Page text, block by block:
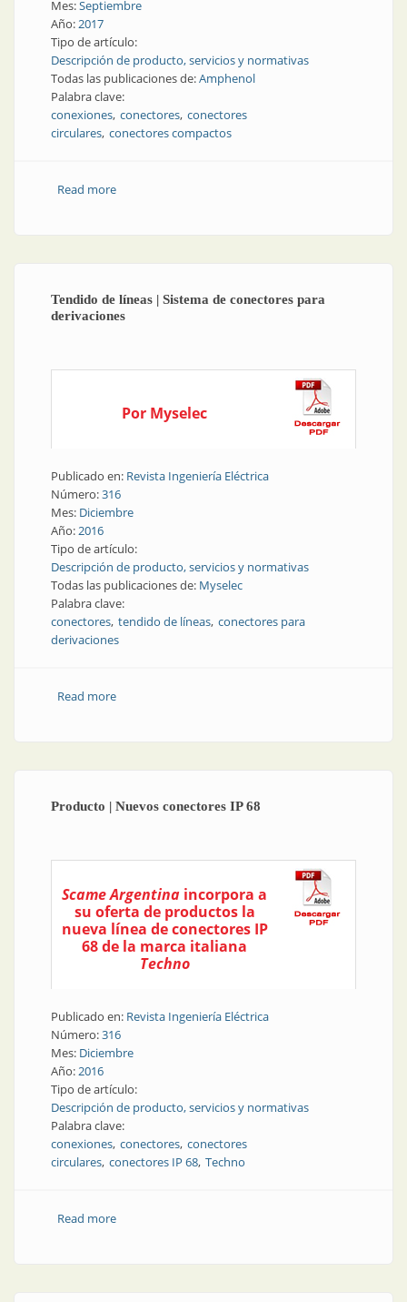
Mes:Septiembre
Año:2017
Tipo de artículo:
Descripción de producto, servicios y normativas
Todas las publicaciones de:Amphenol
Palabra clave:
conexiones conectores conectores
circulares conectores compactos
Read moreabout Conexiones | Conectores compactos, potentes
Tendido de líneas | Sistema de conectores para
derivaciones
Por Myselec
Publicado en: Revista Ingeniería Eléctrica
Número:316
Mes: Diciembre
Año:2016
Tipo de artículo:
Descripción de producto, servicios y normativas
Todas las publicaciones de: Myselec
Palabra clave:
conectores tendido de líneas conectores para
derivaciones
Read moreabout Tendido de líneas | Sistema de conectores para
Producto | Nuevos conectores IP 68
Scame Argentina incorpora a
su oferta de productos la
nueva línea de conectores IP
68 de la marca italiana
Techno
Publicado en: Revista Ingeniería Eléctrica
Número:316
Mes: Diciembre
Año:2016
Tipo de artículo:
Descripción de producto, servicios y normativas
Palabra clave:
conexiones conectores conectores
circulares conectores IP 68 Techno
Read moreabout Producto | Nuevos conectores IP 68